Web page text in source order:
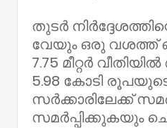
തുടർ
വേയും ഒരു വശത്ത്
7.75 മീറ്റർ
5.98 കോടി രൂപയുടെ
സർക്കാരിലേക്ക്
സമർപ്പിക്കുകയും